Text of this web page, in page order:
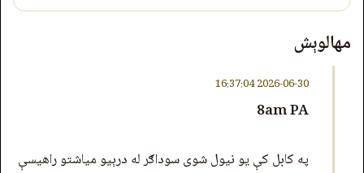
مهالوېش
2026-06-30 16:37:04
8am PA
په کابل کې یو نیول شوی سوداګر له درېیو میاشتو راهیسې